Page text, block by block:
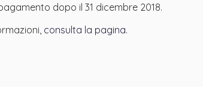
dopo il 31 dicembre 2018.
consulta la pagina.